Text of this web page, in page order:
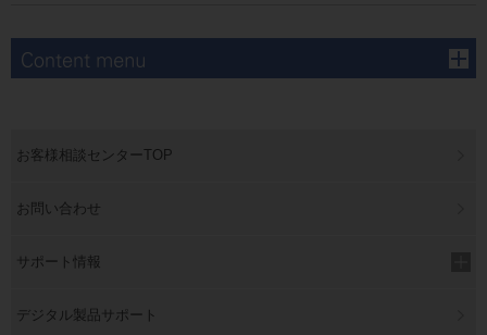
お客様相談センターTOP
お問い合わせ
サポート情報
デジタル製品サポート